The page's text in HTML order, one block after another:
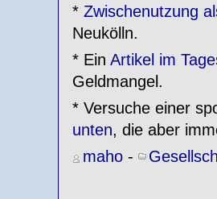
* Zwischenutzung
Neukölln.
* Ein Artikel im
Geldmangel.
* Versuche einer
unten, die aber
maho-